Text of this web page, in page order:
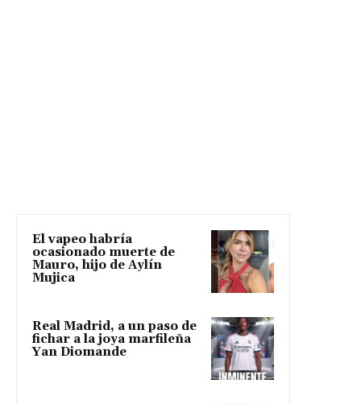
El vapeo habría
ocasionado muerte de
Mauro, hijo de Aylín
Mujica
Real Madrid, a un paso de
fichar a la joya marfileña
Yan Diomande